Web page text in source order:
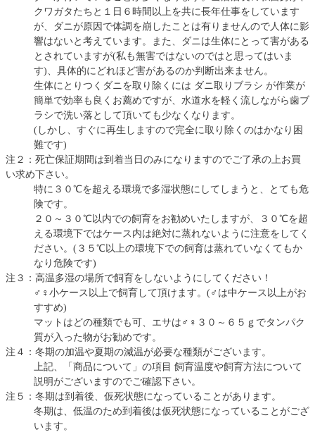
クワガタたちと１日６時間以上を共に長年仕事をしています
が、ダニが原因で体調を崩したことは有りませんので人体に影
響はないと考えています。また、ダニは生体にとって害がある
とされていますが(私も無害ではないのではと思ってはいま
す)、具体的にどれほど害があるのか判断出来ません。
生体にとりつくダニを取り除くには ダニ取りブラシ が作業が
簡単で効率も良くお薦めですが、水道水を軽く流しながら歯ブ
ラシで洗い落として頂いても少なくなります。
(しかし、すぐに再生しますので完全に取り除くのはかなり困
難です)
注２：死亡保証期間は到着当日のみになりますのでご了承の上お買
い求め下さい。
特に３０℃を超える環境で多湿状態にしてしまうと、とても危
険です。
２０～３０℃以内での飼育をお勧めいたしますが、３０℃を超
える環境下ではケース内は絶対に蒸れないように注意をしてく
ださい。(３５℃以上の環境下での飼育は蒸れていなくてもか
なり危険です)
注３：高温多湿の場所で飼育をしないようにしてください！
♂♀小ケース以上で飼育して頂けます。(♂は中ケース以上がお
すすめ)
マットはどの種類でも可、エサは♂♀３０～６５ｇでタンパク
質が入った物がお勧めです。
注４：冬期の加温や夏期の減温が必要な種類がございます。
上記、「商品について」の項目 飼育温度や飼育方法について
説明がございますのでご確認下さい。
注５：冬期は到着後、仮死状態になっていることがあります。
冬期は、低温のため到着後は仮死状態になっていることがござ
います。